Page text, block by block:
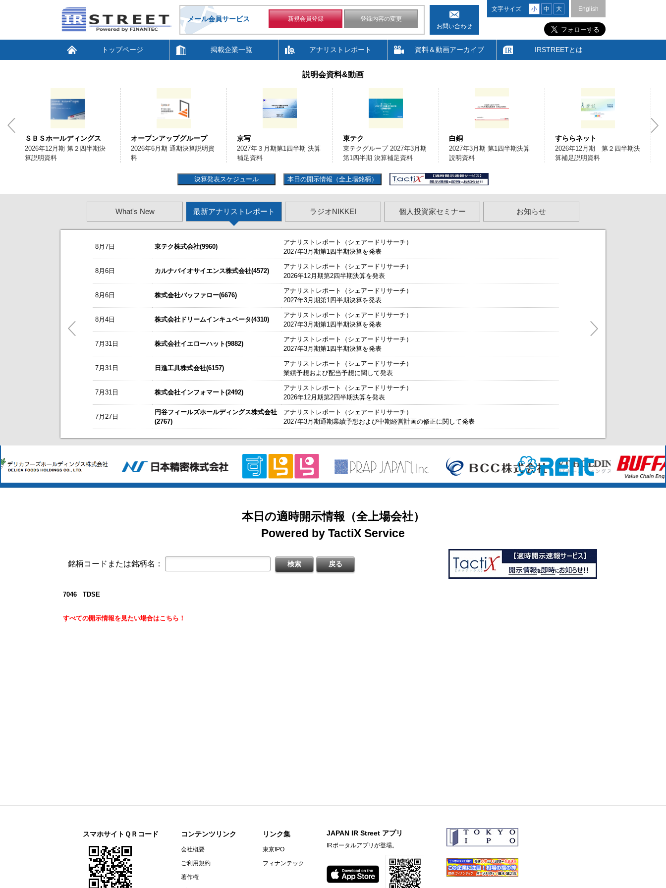
メール会員サービス 新規会員登録
登録内容の変更
お問い合わせ
文字サイズ 小 中 大 English
トップページ 掲載企業一覧 アナリストレポート 資料＆動画アーカイブ IRSTREETとは
説明会資料&動画
ＳＢＳホールディングス
2026年12月期 第２四半期決
算説明資料
オープンアップグループ
2026年6月期 通期決算説明資
料
京写
2027年３月期第1四半期 決算
補足資料
東テク
東テクグループ 2027年3月期
第1四半期 決算補足資料
白銅
2027年3月期 第1四半期決算
説明資料
すららネット
2026年12月期 第２四半期決
算補足説明資料
決算発表スケジュール 本日の開示情報（全上場銘柄）
What's New 最新アナリストレポート ラジオNIKKEI 個人投資家セミナー お知らせ
2026/08/07 NEW
リーダー電子(6867)
今すぐ登録
東テク(9960)
今すぐ登録
アナリストレポート（シェアードリサーチ） ： 2027年3月期第1四半期決算を発表
ＳＢＳホールディングス(2384)
今すぐ登録
2026年12月期 第２四半期決算説明資料
レント(372A)
今すぐ登録
静銀リース株式会社との業務提携に関するお知らせ
「熊本中央センター」 新規開設のお知らせ
自己株式の取得および自己株式立会外買付取引（ToSTNeT-３）による自己株式の買付けの決定に関するお知らせ
コーポレート・ガバナンスに関する報告書 2026/08/07
オープンアップグループ(2154)
2026年6月期 通期決算説明資料
京写(6837)
2027年３月期 第１四半期決算短信［日本基準］(連結)
日本精密(7771)
今すぐ登録
令和９年３月期 第１四半期決算短信〔日本基準〕(連結)
白銅(7637)
今すぐ登録
2026年12月期第２四半期（中間期）決算短信〔日本基準〕（連結）
（開示事項の経過）株式会社マックビーヒル就労支援機構の株式取得に関するお知らせ
リガク・ホールディングス(268A)
2026年12月期第２四半期（中間期）決算短信〔ＩＦＲＳ〕(連結)
エプコ(2311)
2026年12月期第2四半期決算説明資料
8月7日 東テク株式会社(9960)
アナリストレポート（シェアードリサーチ）
2027年3月期第1四半期決算を発表
8月6日 カルナバイオサイエンス株式会社(4572)
アナリストレポート（シェアードリサーチ）
2026年12月期第2四半期決算を発表
8月6日 株式会社バッファロー(6676)
アナリストレポート（シェアードリサーチ）
2027年3月期第1四半期決算を発表
8月4日 株式会社ドリームインキュベータ(4310)
アナリストレポート（シェアードリサーチ）
2027年3月期第1四半期決算を発表
7月31日 株式会社イエローハット(9882)
アナリストレポート（シェアードリサーチ）
2027年3月期第1四半期決算を発表
7月31日 日進工具株式会社(6157)
アナリストレポート（シェアードリサーチ）
業績予想および配当予想に関して発表
7月31日 株式会社インフォマート(2492)
アナリストレポート（シェアードリサーチ）
2026年12月期第2四半期決算を発表
7月27日
円谷フィールズホールディングス株式会社
(2767)
アナリストレポート（シェアードリサーチ）
2027年3月期通期業績予想および中期経営計画の修正に関して発表
これまで開催した、個人投資家向けIRセミナーやオンラインIRセミナーの内容を動画にてご覧いただけます。
今後のスケジュールにつきましては、こちらよりご確認ください。
お知らせ
8/3 カバー(5253)の掲載を開始いたしました。 今すぐ登録
8/3日本テクノ・ラボ(3849)の掲載を開始いたしました。
5/21 梅の花グループ(7604)の掲載を開始いたしました。 今すぐ登録
【ニュースリリース】「WEB海外IRサービス」提供開始！ ～海外機関投資家とのWEBスモールミーティングをアレンジします！～
【ご提案書】戦略的グローバルＩＲのご提案
新規掲載企業
掲載開始日：8/3
カバー（5253：グロース）
掲載開始日：7/1
ゴルフ・ドゥ（3032：ネクスト）
掲載開始日：5/21
梅の花グループ（7604：スタンダード）
本日の適時開示情報（全上場会社）
Powered by TactiX Service
銘柄コードまたは銘柄名：
7046 TDSE
すべての開示情報を見たい場合はこちら！
スマホサイトＱＲコード コンテンツリンク
会社概要
ご利用規約
著作権
リンク集
東京IPO
フィナンテック
JAPAN IR Street アプリ
IRポータルアプリが登場。